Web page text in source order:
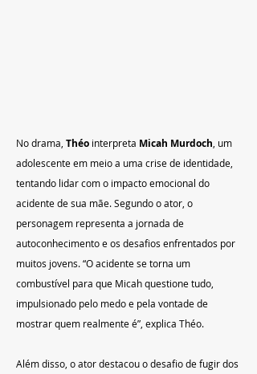
No drama, Théo interpreta Micah Murdoch , um
adolescente em meio a uma crise de identidade,
tentando lidar com o impacto emocional do
acidente de sua mãe. Segundo o ator, o
personagem representa a jornada de
autoconhecimento e os desafios enfrentados por
muitos jovens. “O acidente se torna um
combustível para que Micah questione tudo,
impulsionado pelo medo e pela vontade de
mostrar quem realmente é”, explica Théo.
Além disso, o ator destacou o desafio de fugir dos